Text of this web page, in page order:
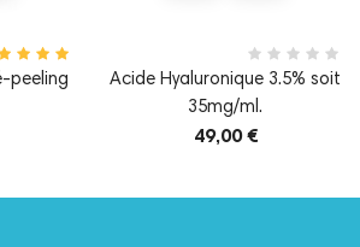
peeling
Acide Hyaluronique 3.5% soit
35mg/ml.
49,00 €